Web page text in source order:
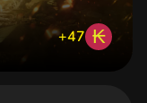
+47 ₭